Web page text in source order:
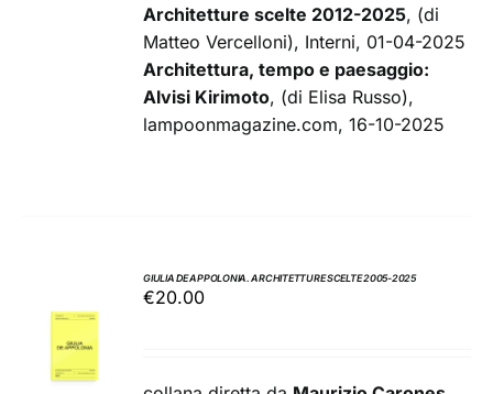
Architetture scelte 2012-2025, (di
Matteo Vercelloni), Interni, 01-04-2025
Architettura, tempo e paesaggio:
Alvisi Kirimoto, (di Elisa Russo),
lampoonmagazine.com, 16-10-2025
CARRELLO
/
GIULIA DE APPOLONIA. ARCHITETTURE SCELTE 2005-2025
€20.00